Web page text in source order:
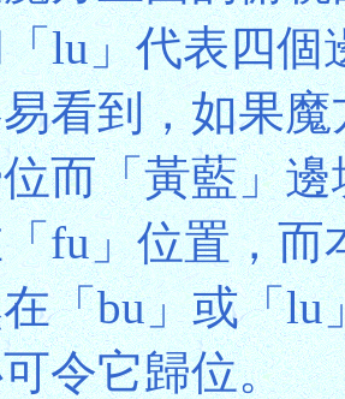
lu」代表四
看到，如果
而「黃藍」
fu」位置，
「bu」或「
令它歸位。